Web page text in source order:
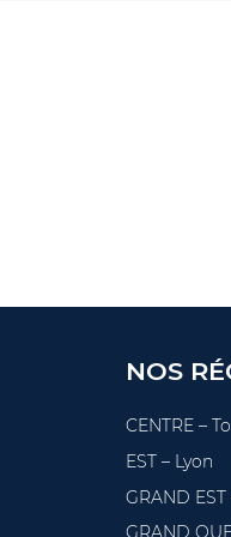
NOS
CENTRE –
EST – Lyon
GRAND